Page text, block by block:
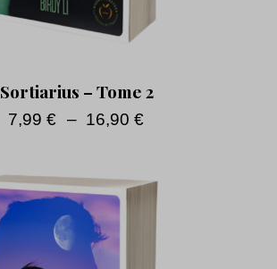
Sortiarius – Tome 2
7,99 € – 16,90 €